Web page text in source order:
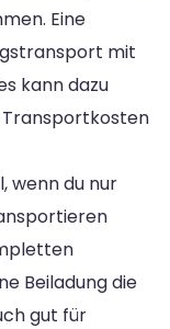
Eine
mit
kann dazu
Transportkosten
wenn du nur
Beiladung die
gut für